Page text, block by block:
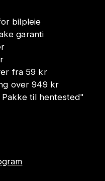
bilpleie
garanti
fra 59 kr
over 949 kr
til hentested"